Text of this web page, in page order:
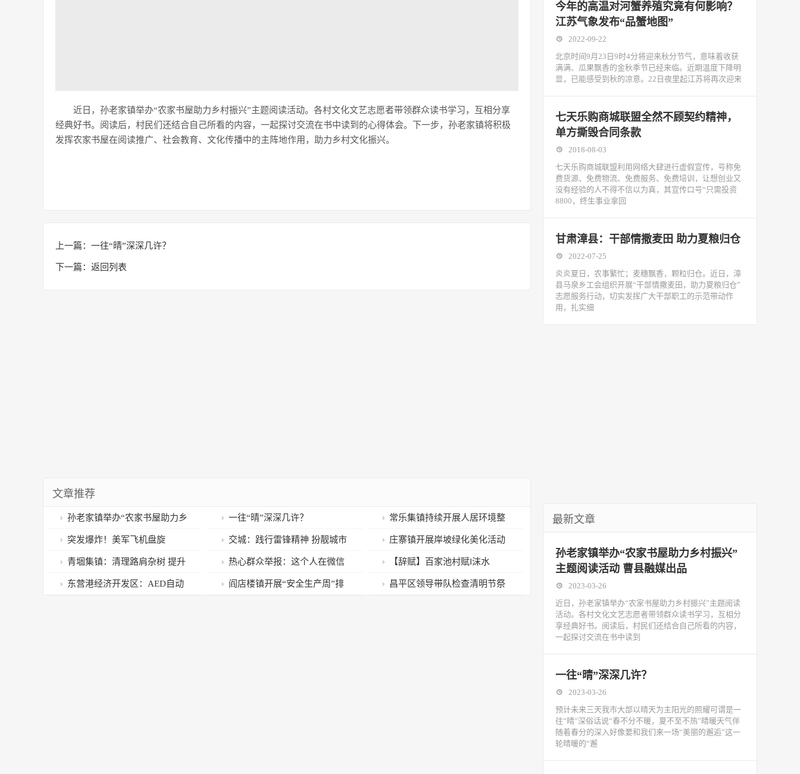
近日，孙老家镇举办“农家书屋助力乡村振兴”主题阅读活动。各村文化文艺志愿者带领群众读书学习，互相分享
经典好书。阅读后，村民们还结合自己所看的内容，一起探讨交流在书中读到的心得体会。下一步，孙老家镇将积极
发挥农家书屋在阅读推广、社会教育、文化传播中的主阵地作用，助力乡村文化振兴。
上一篇： 一往“晴”深深几许？
下一篇： 返回列表
文章推荐
孙老家镇举办“农家书屋助力乡
村振兴”主题阅读活动 曹县融媒
出品
一往“晴”深深几许？ 常乐集镇持续开展人居环境整
治 曹县融媒出品
突发爆炸！美军飞机盘旋 交城：践行雷锋精神 扮靓城市
环境
庄寨镇开展岸坡绿化美化活动
曹县融媒出品
青堌集镇：清理路肩杂树 提升
路域环境 曹县融媒出品
热心群众举报：这个人在微信
群公然侮辱柳州警察，结果……
【辞赋】百家池村赋‖沫水
东营港经济开发区：AED自动 阎店楼镇开展“安全生产周”排 昌平区领导带队检查清明节祭
今年的高温对河蟹养殖究竟有何影响？
江苏气象发布“品蟹地图”
2022-09-22
北京时间9月23日9时4分将迎来秋分节气，意味着收获
满满、瓜果飘香的金秋季节已经来临。近期温度下降明
显，已能感受到秋的凉意。22日夜里起江苏将再次迎来
七天乐购商城联盟全然不顾契约精神，
单方撕毁合同条款
2018-08-03
七天乐购商城联盟利用网络大肆进行虚假宣传，号称免
费货源、免费物流、免费服务、免费培训，让想创业又
没有经验的人不得不信以为真，其宣传口号“只需投资
8800，终生事业拿回
甘肃漳县：干部情撒麦田 助力夏粮归仓
2022-07-25
炎炎夏日，农事繁忙；麦穗飘香，颗粒归仓。近日，漳
县马泉乡工会组织开展“干部情撒麦田，助力夏粮归仓”
志愿服务行动，切实发挥广大干部职工的示范带动作
用，扎实细
最新文章
孙老家镇举办“农家书屋助力乡村振兴”
主题阅读活动 曹县融媒出品
2023-03-26
近日，孙老家镇举办“农家书屋助力乡村振兴”主题阅读
活动。各村文化文艺志愿者带领群众读书学习，互相分
享经典好书。阅读后，村民们还结合自己所看的内容，
一起探讨交流在书中读到
一往“晴”深深几许？
2023-03-26
预计未来三天我市大部以晴天为主阳光的照耀可谓是一
往“晴”深俗话说“春不分不暖，夏不至不热”晴暖天气伴
随着春分的深入好像要和我们来一场“美丽的邂逅”这一
轮晴暖的“邂